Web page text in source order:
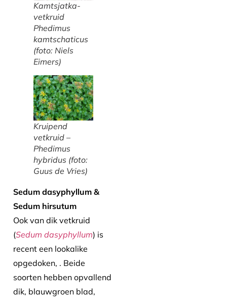
Kamtsjatka-
vetkruid
Phedimus
kamtschaticus
(foto: Niels
Eimers)
Kruipend
vetkruid –
Phedimus
hybridus (foto:
Guus de Vries)
Sedum dasyphyllum &
Sedum hirsutum
Ook van dik vetkruid
(Sedum dasyphyllum) is
recent een lookalike
opgedoken, . Beide
soorten hebben opvallend
dik, blauwgroen blad,